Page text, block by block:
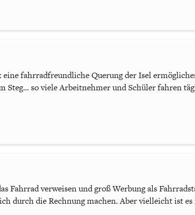
fahrradfreundliche Querung der Isel
Steg... so viele Arbeitnehmer und Schüler fahren
Fahrrad verweisen und groß Werbung als
durch die Rechnung machen. Aber vielleicht ist